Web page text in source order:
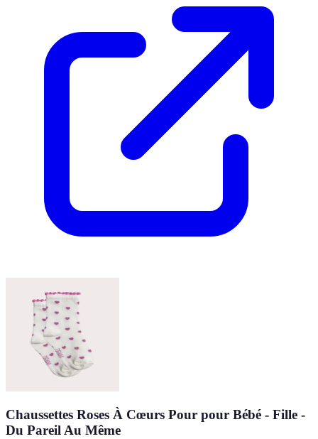
Chaussettes Roses À Cœurs Pour pour Bébé - Fille -
Du Pareil Au Même